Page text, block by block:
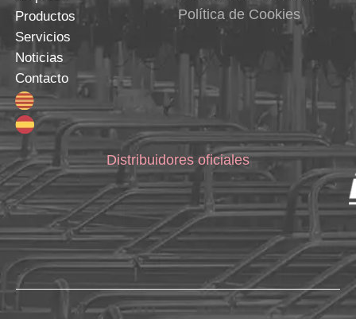
Productos
Servicios
Noticias
Contacto
Política de Cookies
Distribuidores oficiales